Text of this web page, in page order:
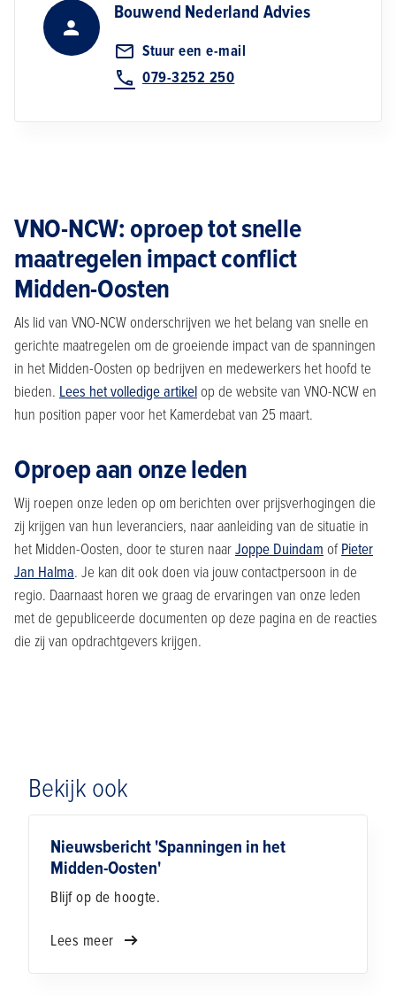
Bouwend Nederland Advies
Stuur een e-mail
079-3252 250
VNO-NCW: oproep tot snelle
maatregelen impact conflict
Midden-Oosten
Als lid van VNO-NCW onderschrijven we het belang van snelle en
gerichte maatregelen om de groeiende impact van de spanningen
in het Midden-Oosten op bedrijven en medewerkers het hoofd te
bieden. Lees het volledige artikelop de website van VNO-NCW en
hun position paper voor het Kamerdebat van 25 maart.
Oproep aan onze leden
Wij roepen onze leden op om berichten over prijsverhogingen die
zij krijgen van hun leveranciers, naar aanleiding van de situatie in
het Midden-Oosten, door te sturen naarJoppe Duindam ofPieter
Jan Halma. Je kan dit ook doen via jouw contactpersoon in de
regio. Daarnaast horen we graag de ervaringen van onze leden
met de gepubliceerde documenten op deze pagina en de reacties
die zij van opdrachtgevers krijgen.
Bekijk ook
Nieuwsbericht 'Spanningen in het
Midden-Oosten'
Blijf op de hoogte.
Lees meer